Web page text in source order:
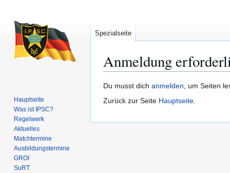
Anmeldung
Zur
Navigation
Zur
Suche
Du musst dich anmelden, um Seiten
Zurück zur Seite Hauptseite.
Spezialseite
Hauptseite
Was ist IPSC?
Regelwerk
Aktuelles
Matchtermine
Ausbildungs­termine
GROI
SuRT